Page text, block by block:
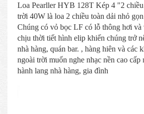
Loa Pearller HYB 128T Kép 4 "2
trời 40W là loa 2 chiều toàn dải nhỏ
Chúng có vỏ bọc LF có lỗ thông hơi
chịu thời tiết hình elip khiến chúng trở
nhà hàng, quán bar. , hàng hiên và các
ngoài trời muốn nghe nhạc nền cao cấp
hành lang nhà hàng, gia đình